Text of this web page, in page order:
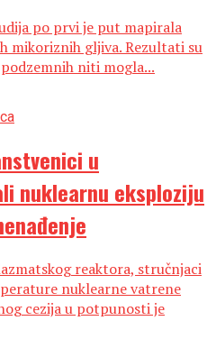
po prvi je put mapirala
mikoriznih gljiva. Rezultati su
niti mogla...
u
nuklearnu eksploziju
reaktora, stručnjaci
nuklearne vatrene
cezija u potpunosti je